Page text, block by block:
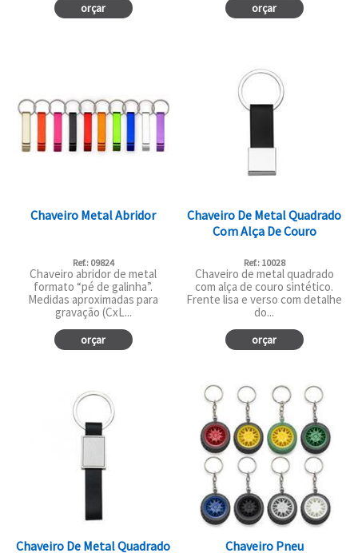
orçar orçar
Chaveiro Metal Abridor
Ref.: 09824
Chaveiro abridor de metal
formato “pé de galinha”.
Medidas aproximadas para
gravação (CxL...
orçar
Chaveiro De Metal Quadrado
Com Alça De Couro
Ref.: 10028
Chaveiro de metal quadrado
com alça de couro sintético.
Frente lisa e verso com detalhe
do...
orçar
Chaveiro De Metal Quadrado Chaveiro Pneu